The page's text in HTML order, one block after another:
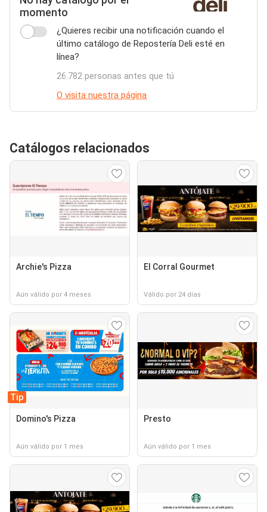
momento
¿Quieres recibir una notificación cuando el
último catálogo de Repostería Deli esté en
línea?
26.782 personas antes que tú
O visita nuestra página
Catálogos relacionados
Archie's Pizza
Aún válido por 4 meses
El Corral Gourmet
Válido por 24 días
Tip
Domino's Pizza
Aún válido por 1 mes
Presto
Aún válido por 1 mes